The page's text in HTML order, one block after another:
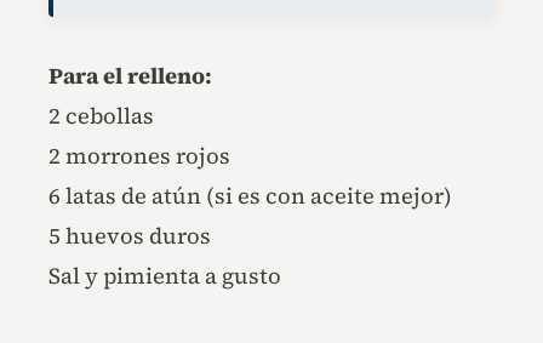
Para el relleno:
2 cebollas
2 morrones rojos
6 latas de atún (si es con aceite mejor)
5 huevos duros
Sal y pimienta a gusto